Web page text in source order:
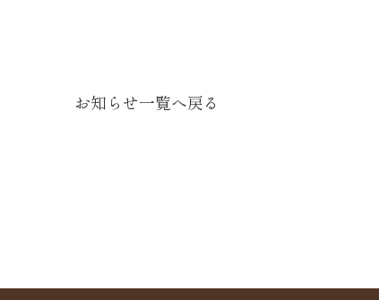
お知らせ一覧へ戻る